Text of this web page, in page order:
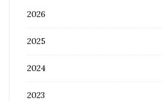
2026
2025
2024
2023